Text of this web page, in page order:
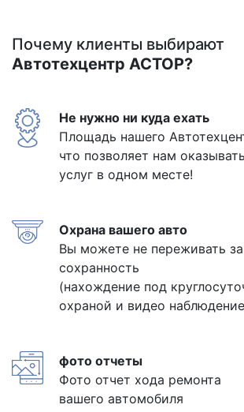
Почему клиенты выбирают
Автотехцентр АСТОР?
Не нужно ни куда ехать
Площадь нашего
что позволяет нам
услуг в одном месте!
Охрана вашего авто
Вы можете не переживать за
сохранность
(нахождение под
охраной и видео
фото отчеты
Фото отчет хода ремонта
вашего автомобиля